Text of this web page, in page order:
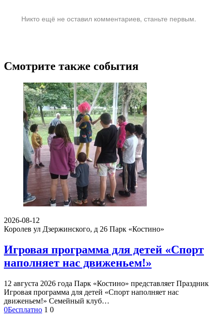
Никто ещё не оставил комментариев, станьте первым.
Смотрите также события
2026-08-12
Королев ул Дзержинского, д 26 Парк «Костино»
Игровая программа для детей «Спорт
наполняет нас движеньем!»
12 августа 2026 года Парк «Костино» представляет Праздник
Игровая программа для детей «Спорт наполняет нас
движеньем!» Семейный клуб…
0Бесплатно 1 0